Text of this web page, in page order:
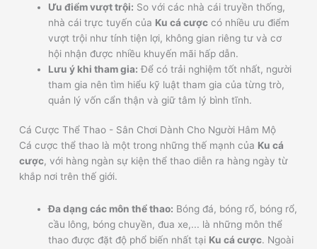
Ưu điểm vượt trội: So với các nhà cái truyền thống,
nhà cái trực tuyến của Ku cá cược có nhiều ưu điểm
vượt trội như tính tiện lợi, không gian riêng tư và cơ
hội nhận được nhiều khuyến mãi hấp dẫn.
Lưu ý khi tham gia: Để có trải nghiệm tốt nhất, người
tham gia nên tìm hiểu kỹ luật tham gia của từng trò,
quản lý vốn cẩn thận và giữ tâm lý bình tĩnh.
Cá Cược Thể Thao - Sân Chơi Dành Cho Người Hâm Mộ
Cá cược thể thao là một trong những thế mạnh của Ku cá
cược, với hàng ngàn sự kiện thể thao diễn ra hàng ngày từ
khắp nơi trên thế giới.
Đa dạng các môn thể thao: Bóng đá, bóng rổ, bóng rổ,
cầu lông, bóng chuyền, đua xe,... là những môn thể
thao được đặt độ phổ biến nhất tại Ku cá cược. Ngoài